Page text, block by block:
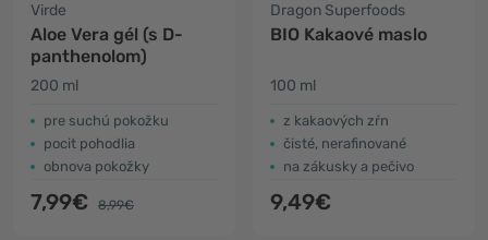
Virde
Aloe Vera gél (s D-
panthenolom)
200 ml
pre suchú pokožku
pocit pohodlia
obnova pokožky
7,99€ 8,99€
Dragon Superfoods
BIO Kakaové maslo
100 ml
z kakaových zŕn
čisté, nerafinované
na zákusky a pečivo
9,49€